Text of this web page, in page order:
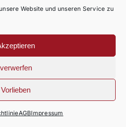
Website und unseren Service zu
verwerfen
Vorlieben
AGBImpressum
Einen richtigen
aus dem übrigen,
Die
Yoni- und
vorletzten Tag,